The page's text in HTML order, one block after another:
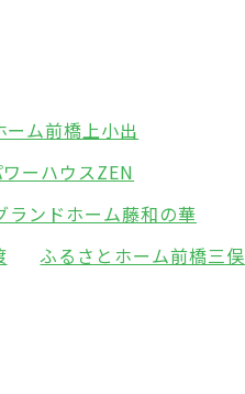
ーム前橋上小出
ワーハウスZEN
ランドホーム藤和の華
ふるさとホーム前橋三俣